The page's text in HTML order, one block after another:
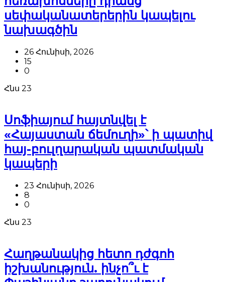
սեփականատերերին կապելու
նախագծին
26 Հունիսի, 2026
15
0
Հնս 23
Սոֆիայում հայտնվել է
«Հայաստան ճեմուղի»՝ ի պատիվ
հայ-բուլղարական պատմական
կապերի
23 Հունիսի, 2026
8
0
Հնս 23
Հաղթանակից հետո դժգոհ
իշխանություն. ինչո՞ւ է